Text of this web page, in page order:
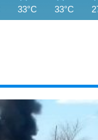
33°C 33°C